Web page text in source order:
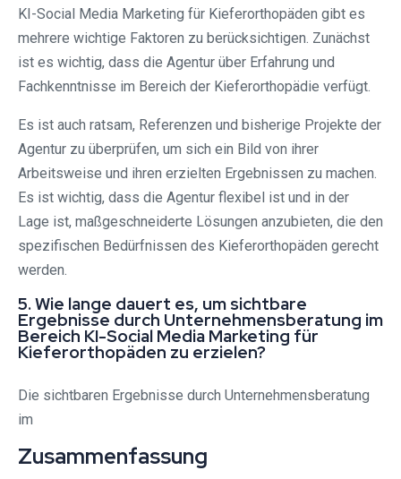
KI-Social Media Marketing für Kieferorthopäden gibt es
mehrere wichtige Faktoren zu berücksichtigen. Zunächst
ist es wichtig, dass die Agentur über Erfahrung und
Fachkenntnisse im Bereich der Kieferorthopädie verfügt.
Es ist auch ratsam, Referenzen und bisherige Projekte der
Agentur zu überprüfen, um sich ein Bild von ihrer
Arbeitsweise und ihren erzielten Ergebnissen zu machen.
Es ist wichtig, dass die Agentur flexibel ist und in der
Lage ist, maßgeschneiderte Lösungen anzubieten, die den
spezifischen Bedürfnissen des Kieferorthopäden gerecht
werden.
5. Wie lange dauert es, um sichtbare
Ergebnisse durch Unternehmensberatung im
Bereich KI-Social Media Marketing für
Kieferorthopäden zu erzielen?
Die sichtbaren Ergebnisse durch Unternehmensberatung
im
Zusammenfassung